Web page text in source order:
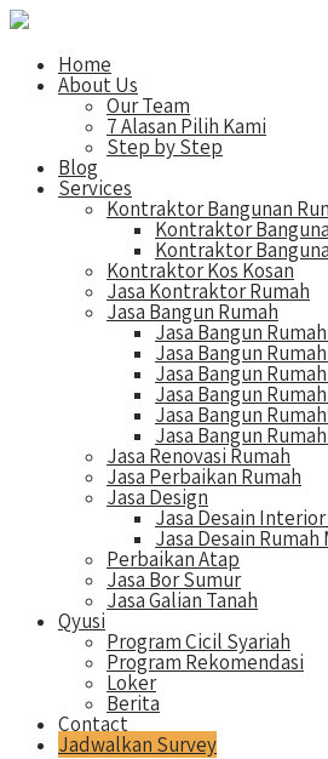
Home
About Us
Our Team
7 Alasan Pilih Kami
Step by Step
Blog
Services
Kontraktor Bangunan
Kontraktor
Kontraktor
Kontraktor Kos Kosan
Jasa Kontraktor Rumah
Jasa Bangun Rumah
Jasa Bangun
Jasa Bangun
Jasa Bangun
Jasa Bangun
Jasa Bangun
Jasa Bangun
Jasa Renovasi Rumah
Jasa Perbaikan Rumah
Jasa Design
Jasa Desain
Jasa Desain
Perbaikan Atap
Jasa Bor Sumur
Jasa Galian Tanah
Qyusi
Program Cicil Syariah
Program Rekomendasi
Loker
Berita
Contact
Jadwalkan Survey